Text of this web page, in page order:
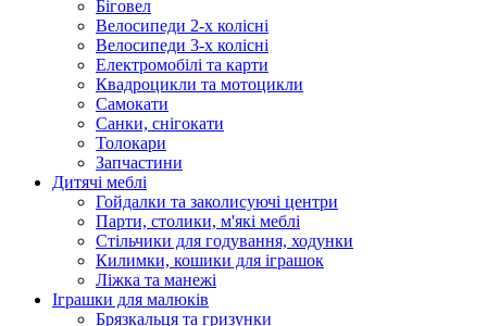
Біговел
Велосипеди 2-х колісні
Велосипеди 3-х колісні
Електромобілі та карти
Квадроцикли та мотоцикли
Самокати
Санки, снігокати
Толокари
Запчастини
Дитячі меблі
Гойдалки та заколисуючі центри
Парти, столики, м'які меблі
Стільчики для годування, ходунки
Килимки, кошики для іграшок
Ліжка та манежі
Іграшки для малюків
Брязкальця та гризунки